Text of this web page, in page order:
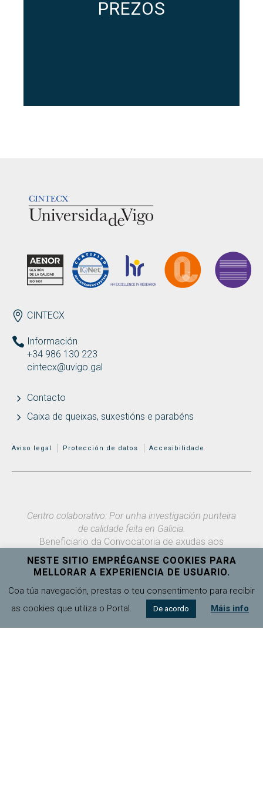
PREZOS
ENDEREZO
CINTECX
Información
+34 986 130 223
cintecx@uvigo.gal
Contacto
Caixa de queixas, suxestións e parabéns
MENÚ ADICIONAL
Aviso legal Protección de datos Accesibilidade
Centro colaborativo: Por unha investigación punteira
de calidade feita en Galicia.
Beneficiario da Convocatoria de axudas aos
centros de investigación do Sistema Universitario
de Galicia, cofinanciada pola Unión Europea
NESTE SITIO EMPRÉGANSE COOKIES PARA
MELLORAR A EXPERIENCIA DE USUARIO.
Coa túa navegación, prestas o teu consentimento para recibir
as cookies que utiliza o Portal.
De acordo Máis info